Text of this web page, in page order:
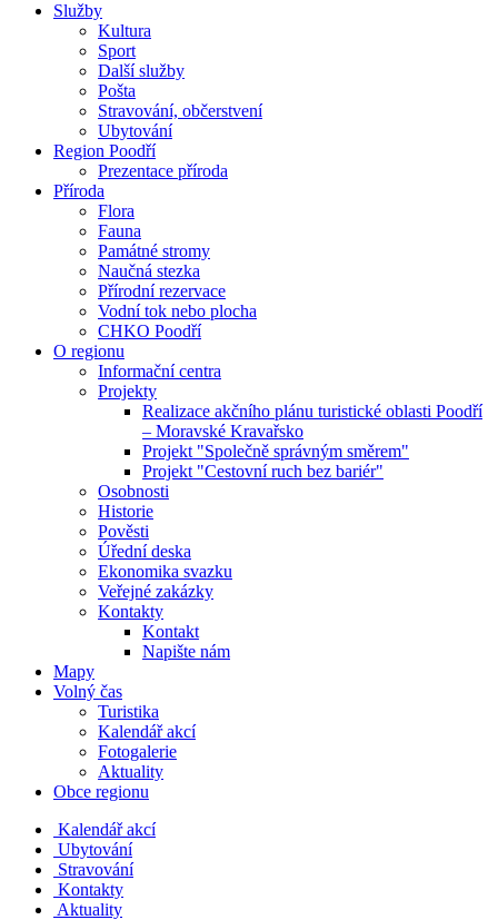
Služby
Kultura
Sport
Další služby
Pošta
Stravování, občerstvení
Ubytování
Region Poodří
Prezentace příroda
Příroda
Flora
Fauna
Památné stromy
Naučná stezka
Přírodní rezervace
Vodní tok nebo plocha
CHKO Poodří
O regionu
Informační centra
Projekty
Realizace akčního plánu turistické oblasti Poodří
– Moravské Kravařsko
Projekt "Společně správným směrem"
Projekt "Cestovní ruch bez bariér"
Osobnosti
Historie
Pověsti
Úřední deska
Ekonomika svazku
Veřejné zakázky
Kontakty
Kontakt
Napište nám
Mapy
Volný čas
Turistika
Kalendář akcí
Fotogalerie
Aktuality
Obce regionu
Kalendář akcí
Ubytování
Stravování
Kontakty
Aktuality